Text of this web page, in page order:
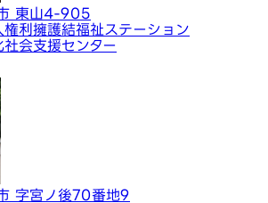
東山4-905
権利擁護結福祉ステーション
会支援センター
字宮ノ後70番地9